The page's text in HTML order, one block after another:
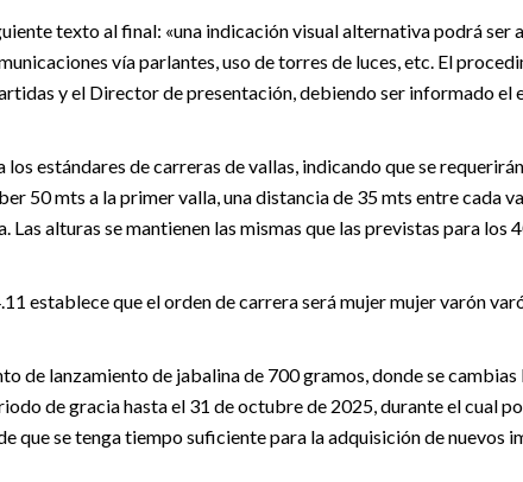
texto al final: «una indicación visual alternativa podrá ser
vía parlantes, uso de torres de luces, etc. El
y el Director de presentación, debiendo ser informado el
estándares de carreras de vallas, indicando que se
50 mts a la primer valla, una distancia de 35 mts entre cada
alturas se mantienen las mismas que las previstas para los
establece que el orden de carrera será mujer mujer varón
de lanzamiento de jabalina de 700 gramos, donde se cambias
de gracia hasta el 31 de octubre de 2025, durante el cual
que se tenga tiempo suficiente para la adquisición de nuevos